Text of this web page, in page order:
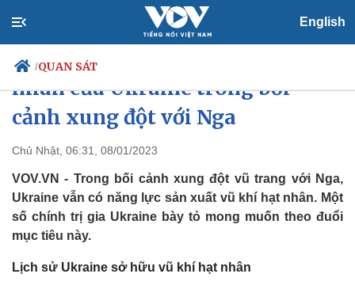
English
/QUAN SÁT
Chính trị
Tổ chức nhân sự
Quốc hội
Nhận diện sự thật
Tin 24h
Dự báo thời tiết
Giáo dục
Dấu ấn VOV
Năng lực phát triển vũ khí hạt
nhân của Ukraine trong bối
cảnh xung đột với Nga
Chủ Nhật, 06:31, 08/01/2023
VOV.VN - Trong bối cảnh xung đột vũ trang với Nga,
Ukraine vẫn có năng lực sản xuất vũ khí hạt nhân. Một
số chính trị gia Ukraine bày tỏ mong muốn theo đuổi
mục tiêu này.
Lịch sử Ukraine sở hữu vũ khí hạt nhân